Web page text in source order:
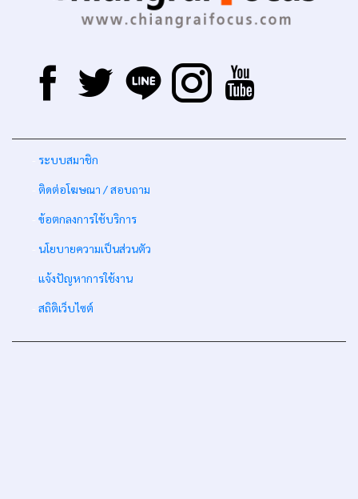
ระบบสมาชิก
ติดต่อโฆษณา / สอบถาม
ข้อตกลงการใช้บริการ
นโยบายความเป็นส่วนตัว
แจ้งปัญหาการใช้งาน
สถิติเว็บไซต์